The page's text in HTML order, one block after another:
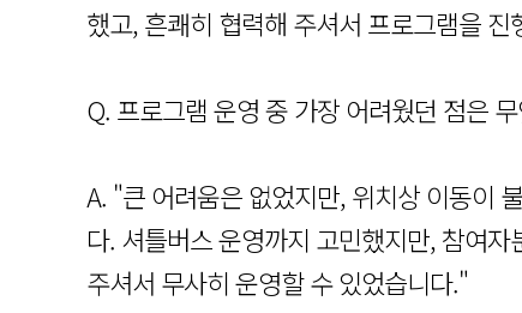
했고, 흔쾌히 협력해 주셔서 프로그램을 진
Q. 프로그램 운영 중 가장 어려웠던 점은
A. "큰 어려움은 없었지만, 위치상 이동이
다. 셔틀버스 운영까지 고민했지만, 참여
주셔서 무사히 운영할 수 있었습니다."